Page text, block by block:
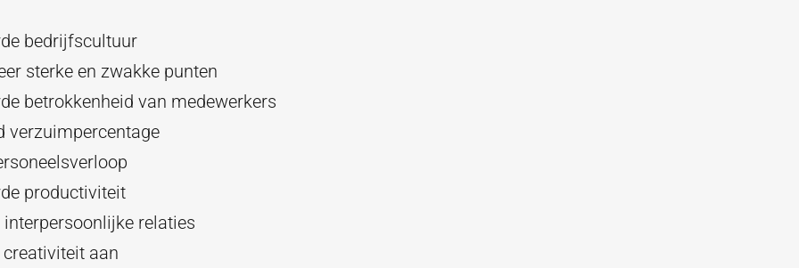
bedrijfscultuur
sterke en zwakke punten
betrokkenheid van medewerkers
verzuimpercentage
productiviteit
interpersoonlijke relaties
aan